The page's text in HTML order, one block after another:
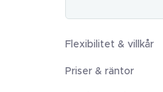
Flexibilitet & villkår
Priser & räntor